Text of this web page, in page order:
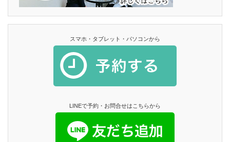
スマホ・タブレット・パソコンから
LINEで予約・お問合せはこちらから